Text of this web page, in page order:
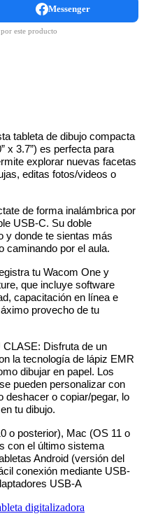
Messenger
este producto
tableta de dibujo compacta
x 3.7”) es perfecta para
explorar nuevas facetas
editas fotos/videos o
de forma inalámbrica por
USB-C. Su doble
y donde te sientas más
caminando por el aula.
tu Wacom One y
que incluye software
capacitación en línea e
provecho de tu
Disfruta de un
la tecnología de lápiz EMR
dibujar en papel. Los
pueden personalizar con
deshacer o copiar/pegar, lo
tu dibujo.
o posterior), Mac (OS 11 o
con el último sistema
Android (versión del
conexión mediante USB-
USB-A
digitalizadora